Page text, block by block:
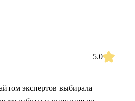
5.0
экспертов выбирала